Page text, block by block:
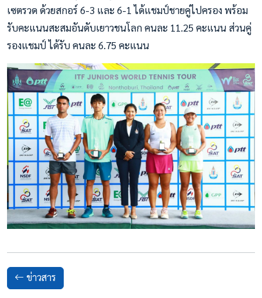
เซตรวด ด้วยสกอร์ 6-3 และ 6-1 ได้แชมป์ชายคู่ไปครอง พร้อม
รับคะแนนสะสมอันดับเยาวชนโลก คนละ 11.25 คะแนน ส่วนคู่
รองแชมป์ ได้รับ คนละ 6.75 คะแนน
ข่าวสาร